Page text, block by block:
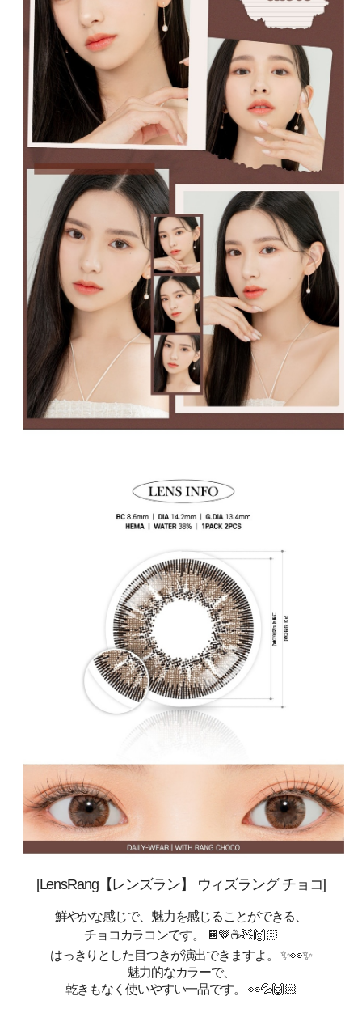
[LensRang【レンズラン】 ウィズラング チョコ]
鮮やかな感じで、魅力を感じることができる、
チョコカラコンです。 🍫🤎☕🧸🙌🏻
はっきりとした目つきが演出できますよ。 ✨👀✨
魅力的なカラーで、
乾きもなく使いやすい一品です。 👀💦🙌🏻